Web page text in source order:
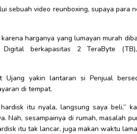
sebuah video reunboxing, supaya para
harganya yang lumayan murah
berkapasitas 2 TeraByte
Ujang yakin lantaran si Penjual
di tempat.
itu nyala, langsung saya beli,”
Nah, sesampainya di rumah, masalah
itu tak lancar, juga makan waktu